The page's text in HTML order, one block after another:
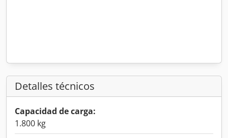
Detalles técnicos
Capacidad de carga:
1.800 kg